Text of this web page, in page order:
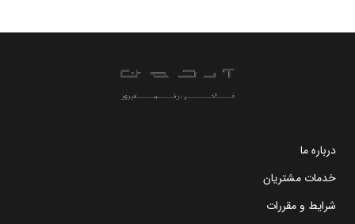
درباره ما
خدمات مشتریان
شرایط و مقررات